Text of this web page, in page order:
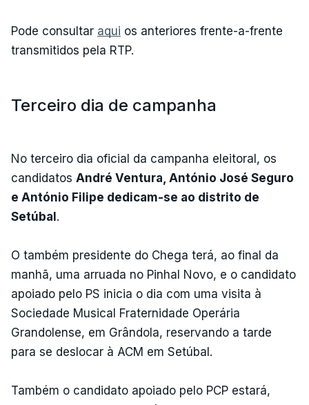
Pode consultar aqui os anteriores frente-a-frente
transmitidos pela RTP.
Terceiro dia de campanha
No terceiro dia oficial da campanha eleitoral, os
candidatos André Ventura, António José Seguro
e António Filipe dedicam-se ao distrito de
Setúbal.
O também presidente do Chega terá, ao final da
manhã, uma arruada no Pinhal Novo, e o candidato
apoiado pelo PS inicia o dia com uma visita à
Sociedade Musical Fraternidade Operária
Grandolense, em Grândola, reservando a tarde
para se deslocar à ACM em Setúbal.
Também o candidato apoiado pelo PCP estará,